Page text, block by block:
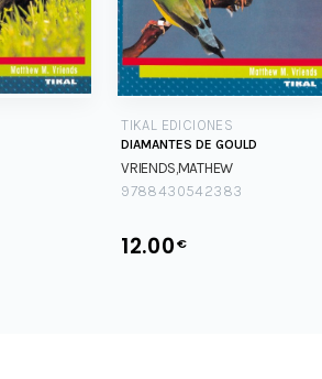
TIKAL EDICIONES
DIAMANTES DE GOULD
VRIENDS,MATHEW
9788430542383
12.00€